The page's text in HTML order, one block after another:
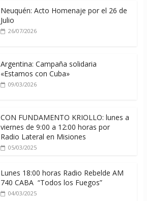
Neuquén: Acto Homenaje por el 26 de
Julio
26/07/2026
Argentina: Campaña solidaria
«Estamos con Cuba»
09/03/2026
CON FUNDAMENTO KRIOLLO: lunes a
viernes de 9:00 a 12:00 horas por
Radio Lateral en Misiones
05/03/2025
Lunes 18:00 horas Radio Rebelde AM
740 CABA “Todos los Fuegos”
04/03/2025